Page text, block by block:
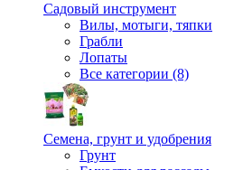
Садовый инструмент
Вилы, мотыги, тяпки
Грабли
Лопаты
Все категории (8)
Семена, грунт и удобрения
Грунт